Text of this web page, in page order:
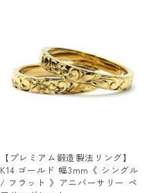
【プレミアム鍛造製法リング】
K14 ゴールド 幅3mm《 シングル
/ フラット 》アニバーサリー ペ